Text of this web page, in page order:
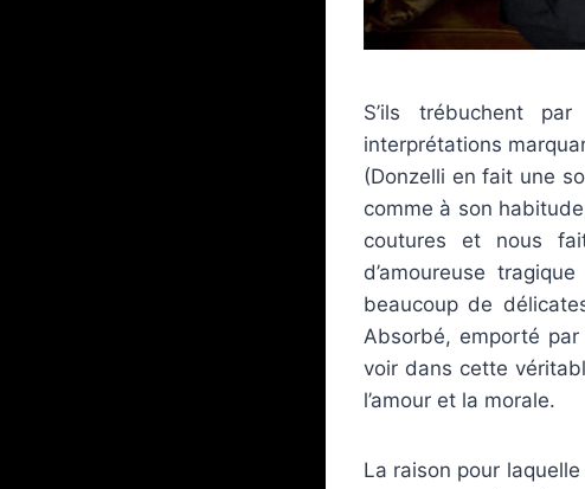
S’ils trébuchent
interprétations
(Donzelli en fait une
comme à son
coutures et nous
d’amoureuse
beaucoup de
Absorbé, emporté
voir dans cette
l’amour et la morale.
La raison pour